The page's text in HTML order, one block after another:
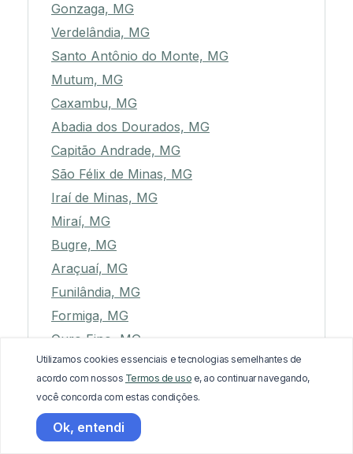
Gonzaga, MG
Verdelândia, MG
Santo Antônio do Monte, MG
Mutum, MG
Caxambu, MG
Abadia dos Dourados, MG
Capitão Andrade, MG
São Félix de Minas, MG
Iraí de Minas, MG
Miraí, MG
Bugre, MG
Araçuaí, MG
Funilândia, MG
Formiga, MG
Ouro Fino, MG
Pedro Teixeira, MG
São José da Safira, MG
Campo Florido, MG
Santa Cruz do Escalvado, MG
Utilizamos cookies essenciais e tecnologias semelhantes de
acordo com nossos Termos de uso e, ao continuar navegando,
você concorda com estas condições.
Ok, entendi